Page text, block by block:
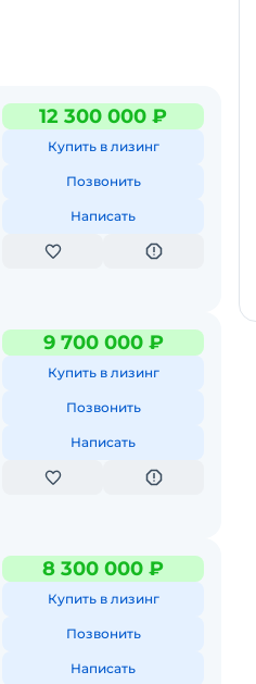
12 300 000 ₽
Купить в лизинг
Позвонить
Написать
9 700 000 ₽
Купить в лизинг
Позвонить
Написать
8 300 000 ₽
Купить в лизинг
Позвонить
Написать